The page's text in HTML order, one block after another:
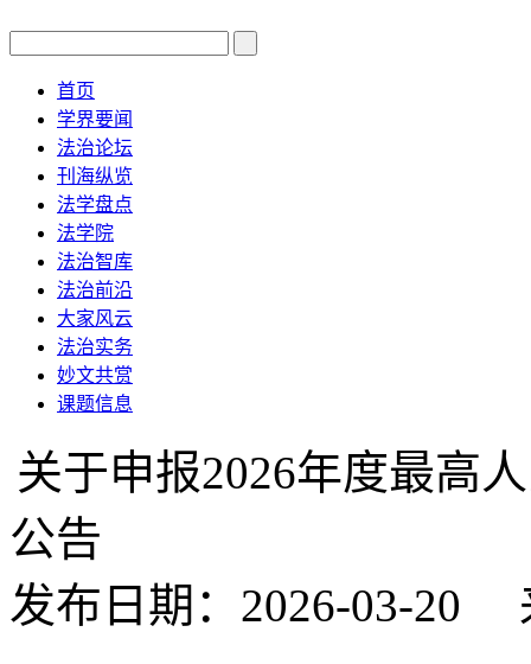
首页
学界要闻
法治论坛
刊海纵览
法学盘点
法学院
法治智库
法治前沿
大家风云
法治实务
妙文共赏
课题信息
关于申报2026年度最高
公告
发布日期：2026-03-20